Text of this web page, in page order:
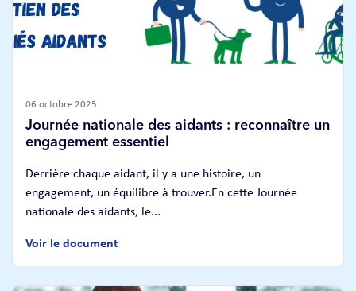
06 octobre 2025
Journée nationale des aidants : reconnaître un
engagement essentiel
Derrière chaque aidant, il y a une histoire, un
engagement, un équilibre à trouver.En cette Journée
nationale des aidants, le...
Voir le document